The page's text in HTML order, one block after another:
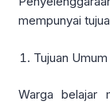
mempunyai
Tujuan Umum
Warga belajar